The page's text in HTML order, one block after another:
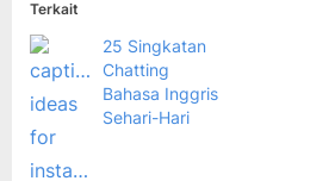
Terkait
25 Singkatan
Chatting
Bahasa Inggris
Sehari-Hari